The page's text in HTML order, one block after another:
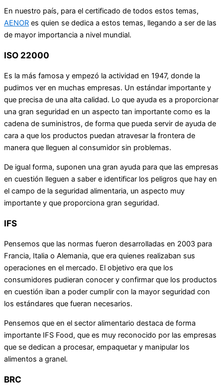
En nuestro país, para el certificado de todos estos temas,
AENOR es quien se dedica a estos temas, llegando a ser de las
de mayor importancia a nivel mundial.
ISO 22000
Es la más famosa y empezó la actividad en 1947, donde la
pudimos ver en muchas empresas. Un estándar importante y
que precisa de una alta calidad. Lo que ayuda es a proporcionar
una gran seguridad en un aspecto tan importante como es la
cadena de suministros, de forma que pueda servir de ayuda de
cara a que los productos puedan atravesar la frontera de
manera que lleguen al consumidor sin problemas.
De igual forma, suponen una gran ayuda para que las empresas
en cuestión lleguen a saber e identificar los peligros que hay en
el campo de la seguridad alimentaria, un aspecto muy
importante y que proporciona gran seguridad.
IFS
Pensemos que las normas fueron desarrolladas en 2003 para
Francia, Italia o Alemania, que era quienes realizaban sus
operaciones en el mercado. El objetivo era que los
consumidores pudieran conocer y confirmar que los productos
en cuestión iban a poder cumplir con la mayor seguridad con
los estándares que fueran necesarios.
Pensemos que en el sector alimentario destaca de forma
importante IFS Food, que es muy reconocido por las empresas
que se dedican a procesar, empaquetar y manipular los
alimentos a granel.
BRC